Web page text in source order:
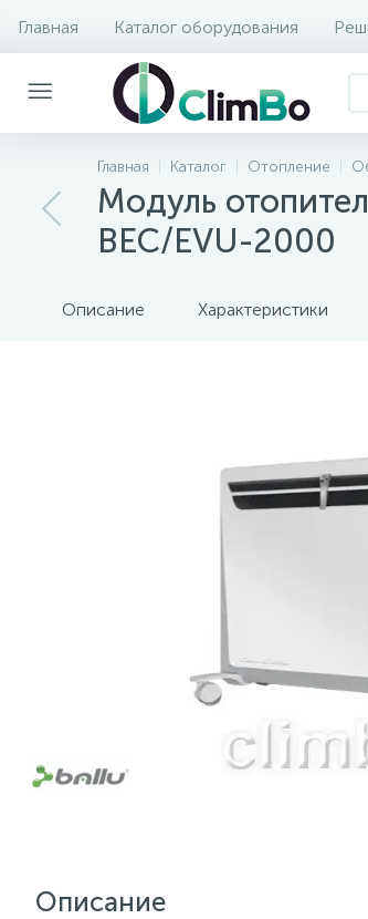
Главная Каталог оборудования
Главная Каталог Отопление
Модуль
BEC/EVU-2000
Описание Характеристики
Описание